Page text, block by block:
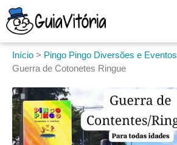
Início > Pingo Pingo Diversões e Eventos
Guerra de Cotonetes Ringue